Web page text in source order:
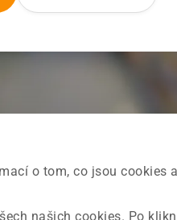
o tom, co jsou cookies
našich cookies. Po